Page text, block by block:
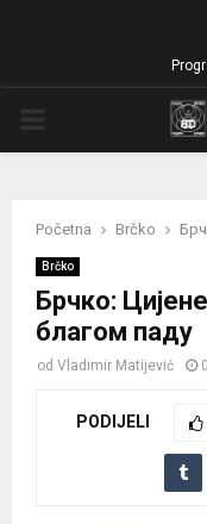
Početna Brčko
Brčko
Брчко:
благом паду
od Vladimir Matijević
PODIJELI